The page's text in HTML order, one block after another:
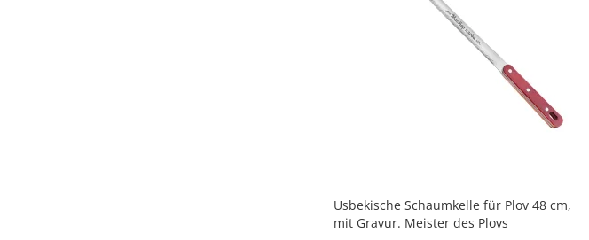
Usbekische Schaumkelle für Plov 48 cm,
mit Gravur. Meister des Plovs